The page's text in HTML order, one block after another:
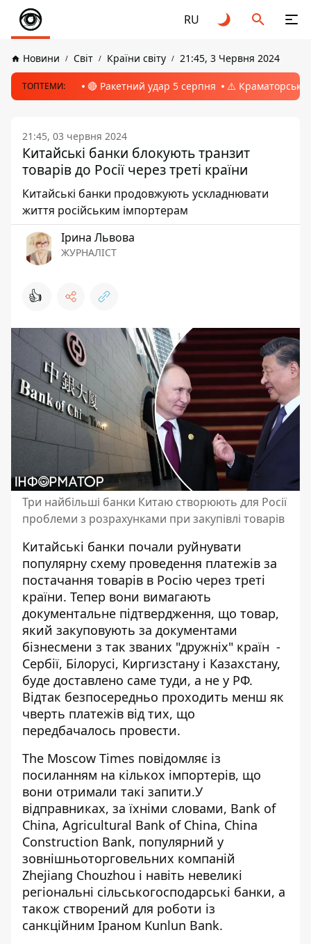
RU
Новини Світ Країни світу 21:45, 3 Червня 2024
ТОПТЕМИ: 🔴 Ракетний удар 5 серпня ⚠️ Краматорськ,
21:45, 03 червня 2024
Китайські банки блокують транзит
товарів до Росії через треті країни
Китайські банки продовжують ускладнювати
життя російським імпортерам
Ірина Львова
ЖУРНАЛІСТ
👍
Три найбільші банки Китаю створюють для Росії
проблеми з розрахунками при закупівлі товарів
Китайські банки почали руйнувати
популярну схему проведення платежів за
постачання товарів в Росію через треті
країни. Тепер вони вимагають
документальне підтвердження, що товар,
який закуповують за документами
бізнесмени з так званих "дружніх" країн -
Сербії, Білорусі, Киргизстану і Казахстану,
буде доставлено саме туди, а не у РФ.
Відтак безпосередньо проходить менш як
чверть платежів від тих, що
передбачалось провести.
The Moscow Times повідомляє із
посиланням на кількох імпортерів, що
вони отримали такі запити.У
відправниках, за їхніми словами, Bank of
China, Agricultural Bank of China, China
Construction Bank, популярний у
зовнішньоторговельних компаній
Zhejiang Chouzhou і навіть невеликі
регіональні сільськогосподарські банки, а
також створений для роботи із
санкційним Іраном Kunlun Bank.